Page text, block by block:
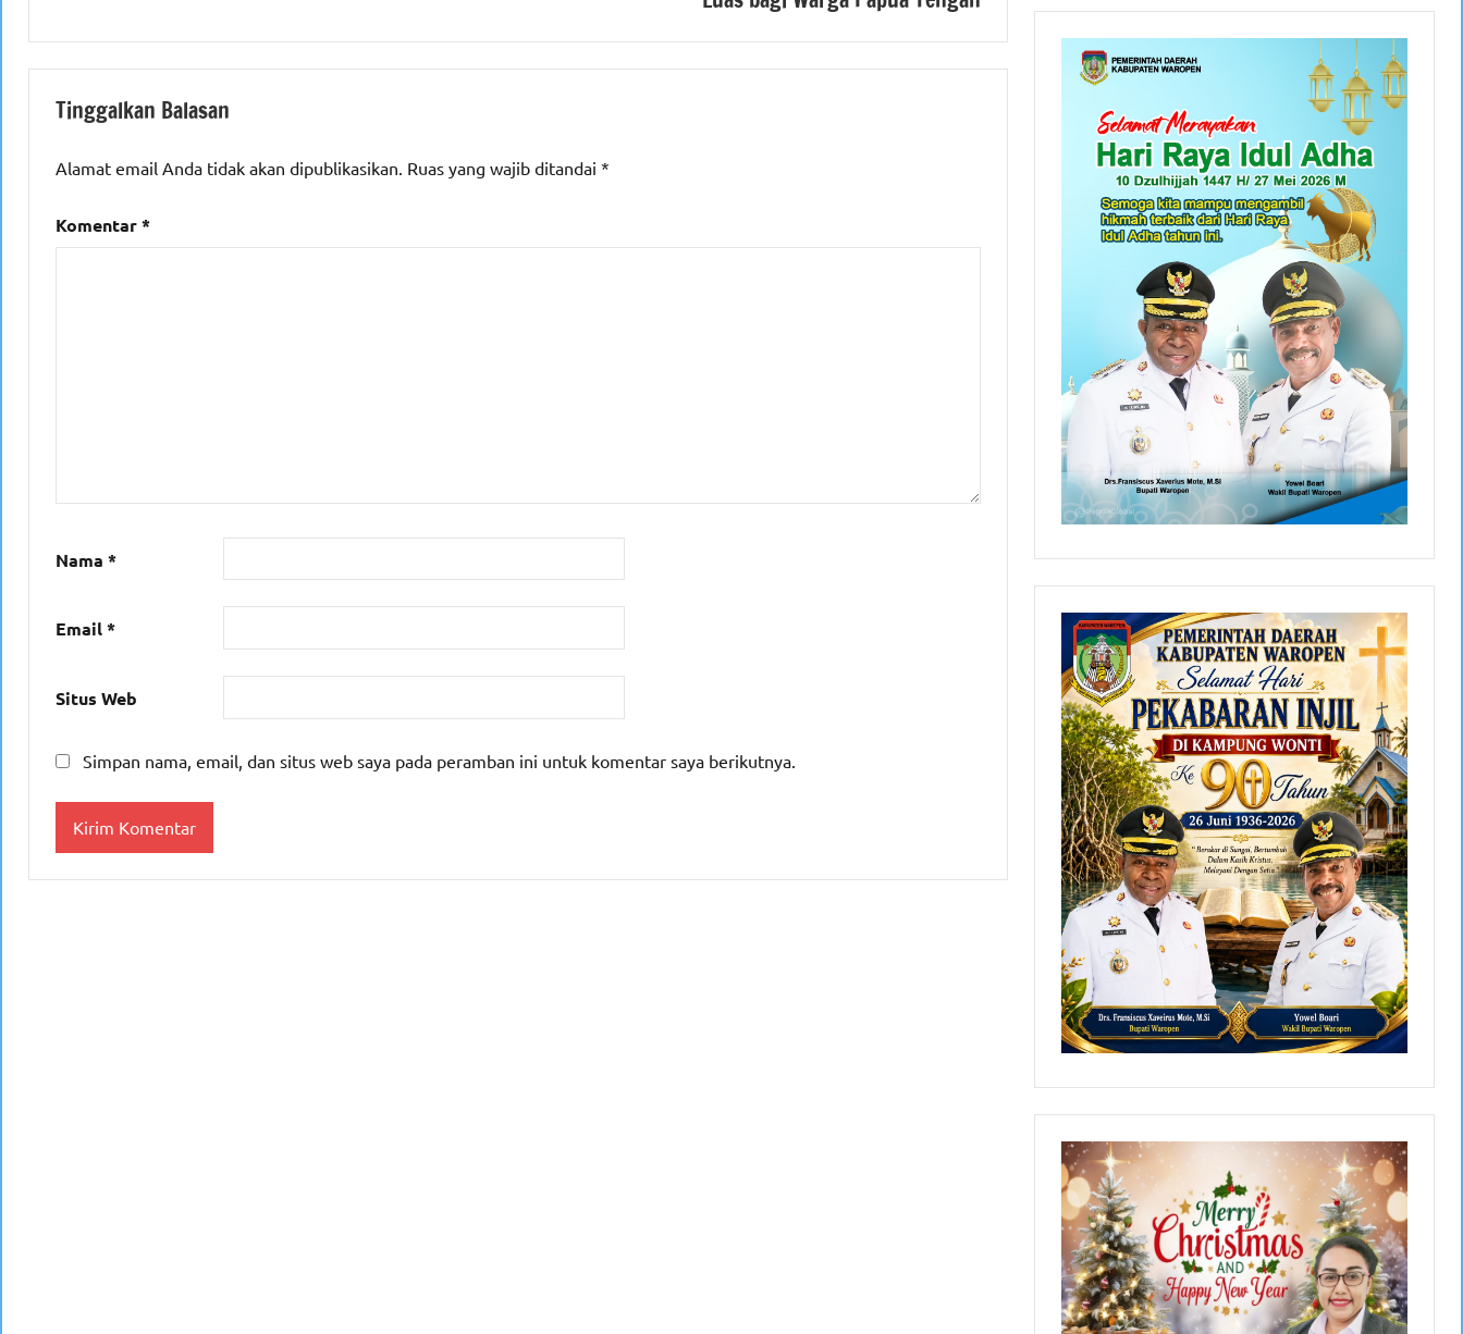
Tinggalkan Balasan
Alamat email Anda tidak akan dipublikasikan. Ruas yang wajib ditandai *
Komentar*
Nama *
Email*
Situs Web
Simpan nama, email, dan situs web saya pada peramban ini untuk komentar saya berikutnya.